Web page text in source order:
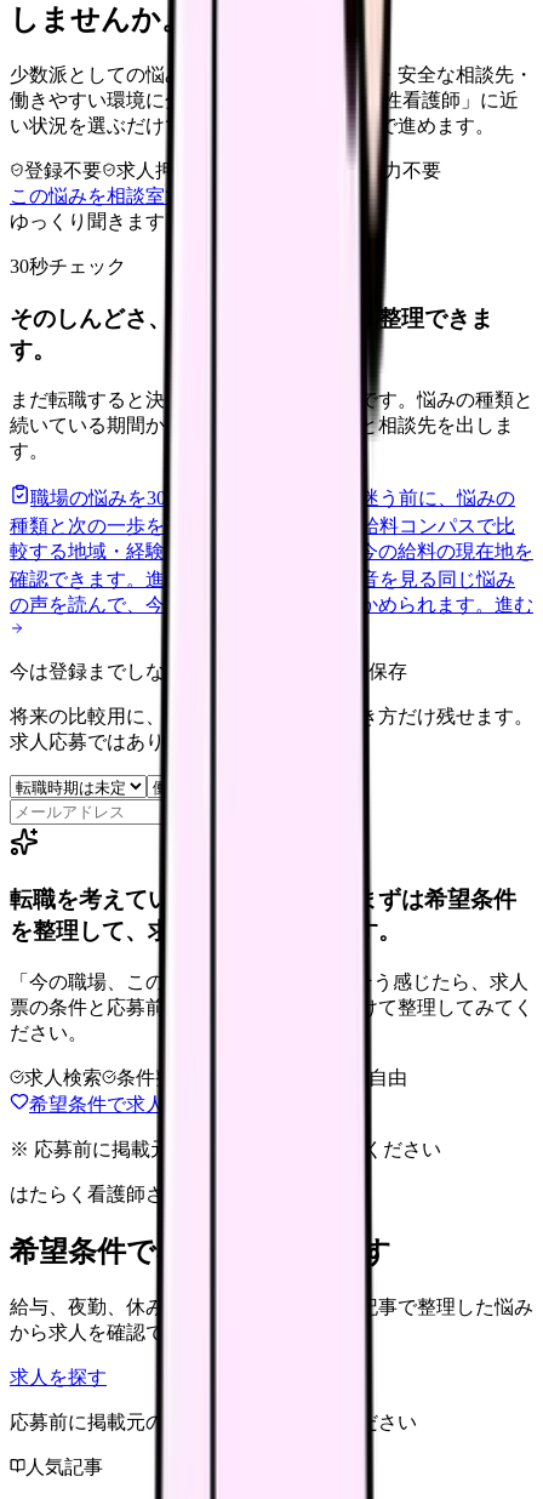
しませんか。
少数派としての悩みを、孤立感・職場理解・安全な相談先・
働きやすい環境に分けて整理します。 「男性看護師」に近
い状況を選ぶだけで、次に確認することまで進めます。
登録不要 求人押し売りなし
病院名は入力不要
この悩みを相談室で整理する
ゆっくり聞きます
30秒チェック
そのしんどさ、転職すべきサインか整理できま
す。
まだ転職すると決めていなくても大丈夫です。悩みの種類と
続いている期間から、次に見るべき記事と相談先を出しま
す。
職場の悩みを30秒で診断
辞めるべきか迷う前に、悩みの
種類と次の一歩を整理します。
給料コンパスで比
較する地域・経験年数・施設形態から、今の給料の現在地を
確認できます。 進む 匿名掲示板で本音を見る 同じ悩み
の声を読んで、今の職場だけの問題か確かめられます。 進む
今は登録までしない人向け: 希望条件だけ保存
将来の比較用に、転職時期と気になる働き方だけ残せます。
求人応募ではありません。
転職を考えている看護師さんへ。まずは希望条件
を整理して、求人を見比べられます。
「今の職場、このままでいいのかな...」そう感じたら、求人
票の条件と応募前に確認したい不安を分けて整理してみてく
ださい。
求人検索 条件整理
退会自由
希望条件で求人を探す
※ 応募前に掲載元の最新情報を確認してください
はたらく看護師さん 求人
希望条件で看護師求人を探す
給与、夜勤、休み、ブランクなど、この記事で整理した悩み
から求人を確認できます。
求人を探す
応募前に掲載元の最新情報を確認してください
人気記事